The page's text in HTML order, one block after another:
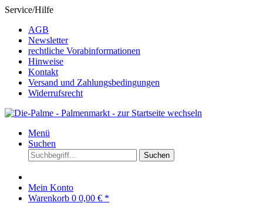
Service/Hilfe
AGB
Newsletter
rechtliche Vorabinformationen
Hinweise
Kontakt
Versand und Zahlungsbedingungen
Widerrufsrecht
Menü
Suchen
Suchen
Mein Konto
Warenkorb 0 0,00 € *